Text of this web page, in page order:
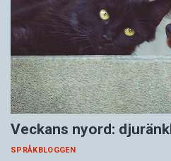
Veckans nyord:
SPRÅKBLOGGEN